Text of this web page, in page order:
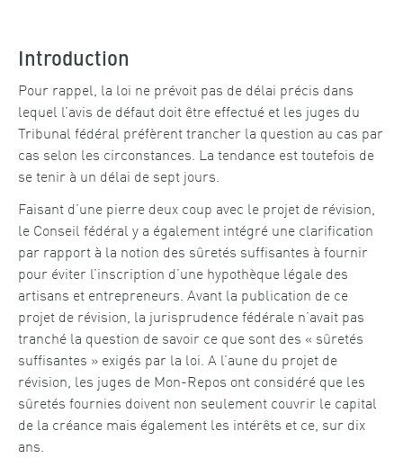
Introduction
Pour rappel, la loi ne prévoit pas de délai précis dans
lequel l’avis de défaut doit être effectué et les juges du
Tribunal fédéral préfèrent trancher la question au cas par
cas selon les circonstances. La tendance est toutefois de
se tenir à un délai de sept jours.
Faisant d’une pierre deux coup avec le projet de révision,
le Conseil fédéral y a également intégré une clarification
par rapport à la notion des sûretés suffisantes à fournir
pour éviter l’inscription d’une hypothèque légale des
artisans et entrepreneurs. Avant la publication de ce
projet de révision, la jurisprudence fédérale n’avait pas
tranché la question de savoir ce que sont des « sûretés
suffisantes » exigés par la loi. A l’aune du projet de
révision, les juges de Mon-Repos ont considéré que les
sûretés fournies doivent non seulement couvrir le capital
de la créance mais également les intérêts et ce, sur dix
ans.